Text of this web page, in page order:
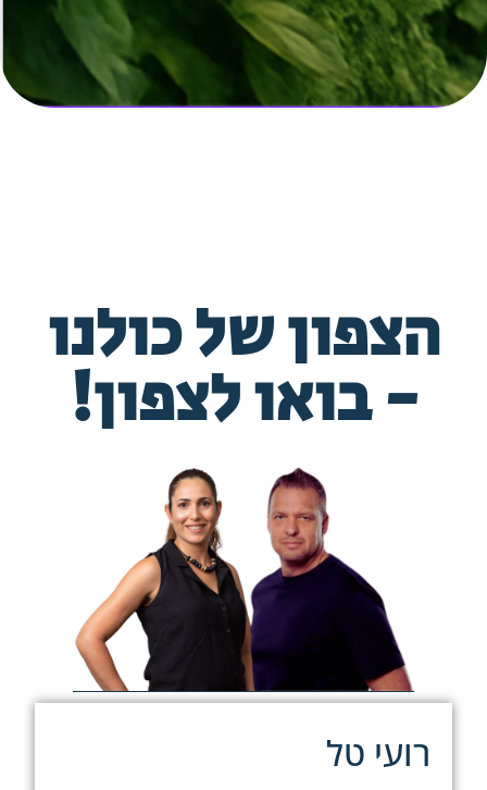
הצפון של כולנו
- בואו לצפון!
רועי טל